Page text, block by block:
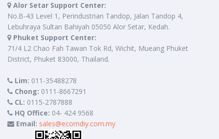
Alor Setar Support Center:
No.B-43 Level 1, Perindustrian Tandop, Jalan Tandop 4,
Lebuhraya Sultan Bahiyah 05050 Alor Setar, Kedah.
Phuket Support Center:
71/4 L2 Chao Fah Tawan Tok Rd, Wichit, Mueang Phuket
District, Phuket 83000, Thailand.
Lim: 011-35488278
Chong: 0111-8667291
CL: 0115-2787888
HQ Office: 04- 424 9568
Email: sales@ecomdiy.com.my